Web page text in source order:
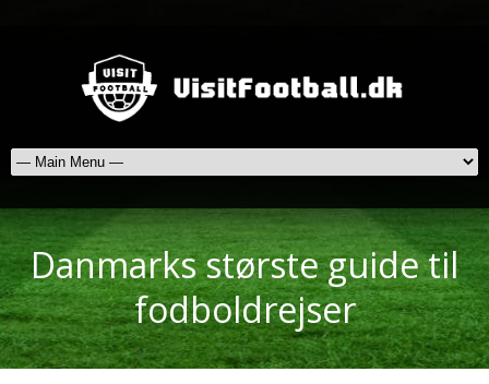
Danmarks største guide til
fodboldrejser